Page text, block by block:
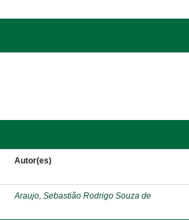
Autor(es)
Araujo, Sebastião Rodrigo Souza de